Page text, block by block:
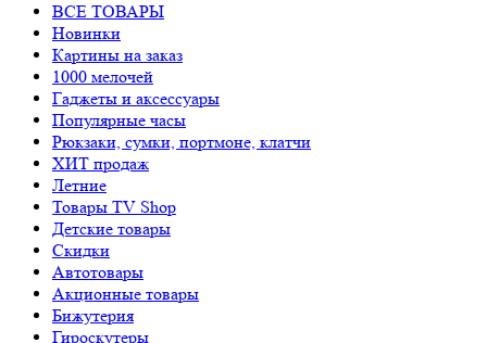
ВСЕ ТОВАРЫ
Новинки
Картины на заказ
1000 мелочей
Гаджеты и аксессуары
Популярные часы
Рюкзаки, сумки, портмоне, клатчи
ХИТ продаж
Летние
Товары TV Shop
Детские товары
Cкидки
Автотовары
Акционные товары
Бижутерия
Гироскутеры